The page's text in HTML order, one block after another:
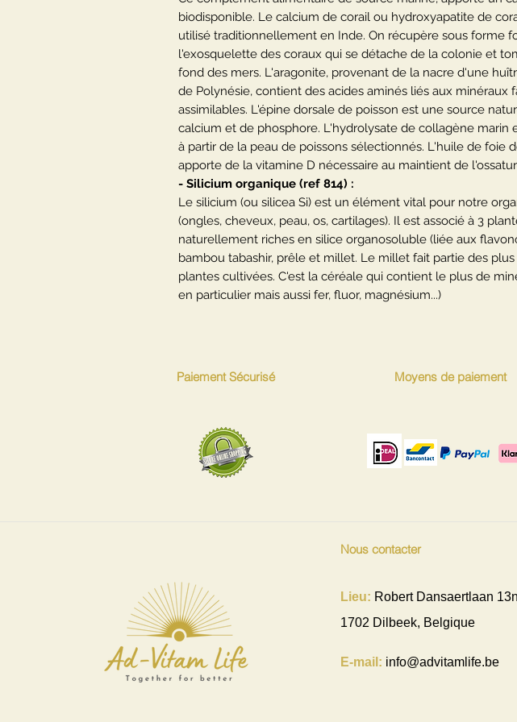
biodisponible. Le calcium de corail ou hydroxyapatite de
utilisé traditionnellement en Inde. On récupère sous forme
l'exosquelette des coraux qui se détache de la colonie et
fond des mers. L'aragonite, provenant de la nacre d'une
de Polynésie, contient des acides aminés liés aux minéraux
assimilables. L'épine dorsale de poisson est une source
calcium et de phosphore. L'hydrolysate de collagène marin
à partir de la peau de poissons sélectionnés. L'huile de foie
apporte de la vitamine D nécessaire au maintient de
- Silicium organique (ref 814) :
Le silicium (ou silicea Si) est un élément vital pour notre
(ongles, cheveux, peau, os, cartilages). Il est associé à 3
naturellement riches en silice organosoluble (liée aux
bambou tabashir, prêle et millet. Le millet fait partie des
plantes cultivées. C'est la céréale qui contient le plus de
en particulier mais aussi fer, fluor, magnésium...)
Paiement Sécurisé Moyens de paiement
Nous contacter
Lieu: Robert Dansaertlaan 13n
1702 Dilbeek, Belgique
E-mail: info@advitamlife.be